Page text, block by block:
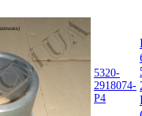
5320-
2918074-
Р4